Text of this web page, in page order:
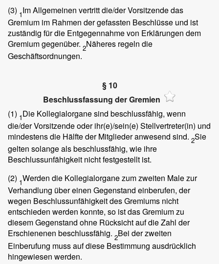
(3) 1Im Allgemeinen vertritt die/der Vorsitzende das
Gremium im Rahmen der gefassten Beschlüsse und ist
zuständig für die Entgegennahme von Erklärungen dem
Gremium gegenüber. 2Näheres regeln die
Geschäftsordnungen.
§ 10
Beschlussfassung der Gremien
(1) 1Die Kollegialorgane sind beschlussfähig, wenn
die/der Vorsitzende oder ihr(e)/sein(e) Stellvertreter(in) und
mindestens die Hälfte der Mitglieder anwesend sind. 2Sie
gelten solange als beschlussfähig, wie ihre
Beschlussunfähigkeit nicht festgestellt ist.
(2) 1Werden die Kollegialorgane zum zweiten Male zur
Verhandlung über einen Gegenstand einberufen, der
wegen Beschlussunfähigkeit des Gremiums nicht
entschieden werden konnte, so ist das Gremium zu
diesem Gegenstand ohne Rücksicht auf die Zahl der
Erschienenen beschlussfähig. 2Bei der zweiten
Einberufung muss auf diese Bestimmung ausdrücklich
hingewiesen werden.